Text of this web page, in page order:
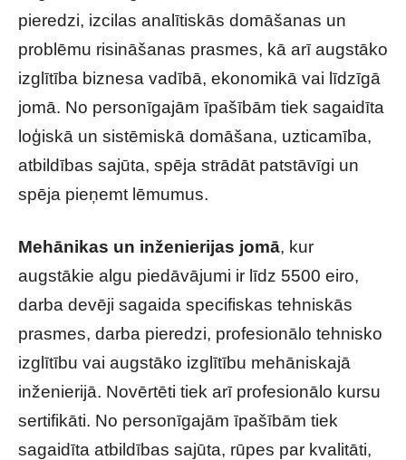
pieredzi, izcilas analītiskās domāšanas un
problēmu risināšanas prasmes, kā arī augstāko
izglītība biznesa vadībā, ekonomikā vai līdzīgā
jomā. No personīgajām īpašībām tiek sagaidīta
loģiskā un sistēmiskā domāšana, uzticamība,
atbildības sajūta, spēja strādāt patstāvīgi un
spēja pieņemt lēmumus.
Mehānikas un inženierijas jomā, kur
augstākie algu piedāvājumi ir līdz 5500 eiro,
darba devēji sagaida specifiskas tehniskās
prasmes, darba pieredzi, profesionālo tehnisko
izglītību vai augstāko izglītību mehāniskajā
inženierijā. Novērtēti tiek arī profesionālo kursu
sertifikāti. No personīgajām īpašībām tiek
sagaidīta atbildības sajūta, rūpes par kvalitāti,